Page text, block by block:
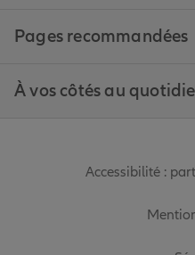
Pages recommandées
À vos côtés au
Accessibilité :